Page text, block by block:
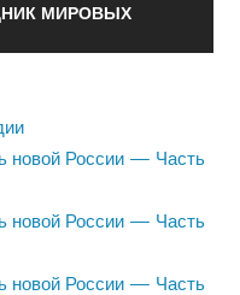
МИРОВЫХ
новой России — Часть
новой России — Часть
новой России — Часть